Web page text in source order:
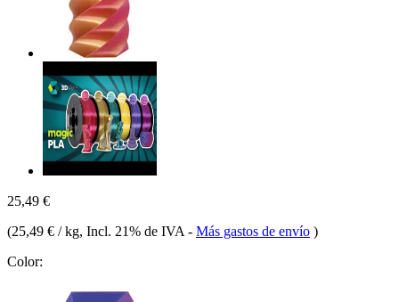
25,49 €
(25,49 € / kg, Incl. 21% de IVA - Más gastos de envío )
Color: